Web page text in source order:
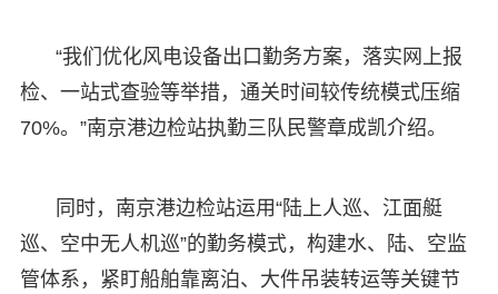
“我们优化风电设备出口勤务方案，落实网上报
检、一站式查验等举措，通关时间较传统模式压缩
70%。”南京港边检站执勤三队民警章成凯介绍。
同时，南京港边检站运用“陆上人巡、江面艇
巡、空中无人机巡”的勤务模式，构建水、陆、空监
管体系，紧盯船舶靠离泊、大件吊装转运等关键节